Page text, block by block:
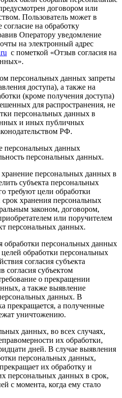
договором или
Пользователь может в
на обработку
Оператору уведомление
на электронный адрес
с пометкой «Отзыв согласия на
персональных данных запреты
доступа), а также на
(кроме получения доступа)
для распространения, не
персональных данных в
и иных публичных
РФ.
персональных данных
персональных данных.
персональных данных в
субъекта персональных
требуют цели обработки
хранения персональных
законом, договором,
или поручителем
персональных данных.
обработки персональных данных
обработки персональных
согласия субъекта
согласия субъектом
о прекращении
а также выявление
данных. В
прекращается, а полученные
уничтожению.
данных, во всех случаях,
их обработки,
дней. В случае выявления
персональных данных,
их обработку и
персональных данных в срок,
с момента, когда ему стало